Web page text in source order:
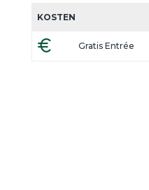
KOSTEN
Gratis Entrée